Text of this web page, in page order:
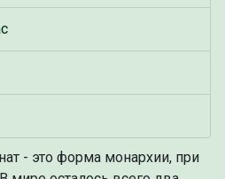
- это форма монархии, при